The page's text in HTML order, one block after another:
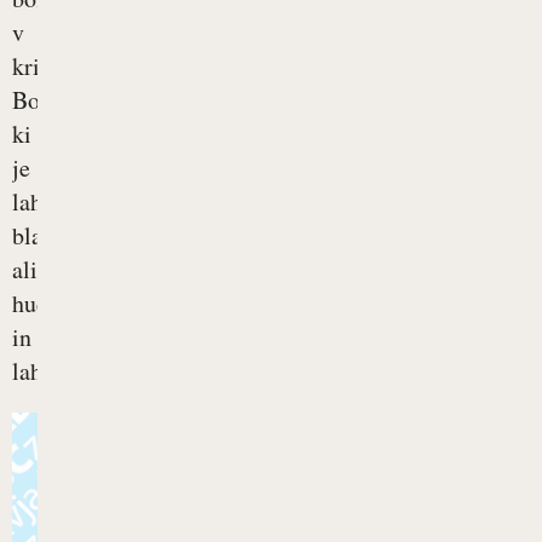
v
križu.
Bolečina,
ki
je
lahko
blaga
ali
huda
in
lahko...